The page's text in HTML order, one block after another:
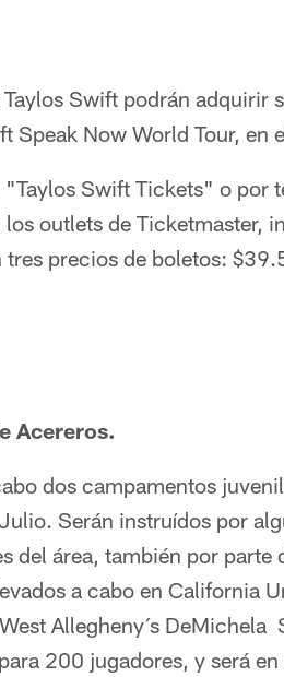
Taylos Swift podrán adquirir
Now World Tour, en
Swift Tickets" o por
outlets de Ticketmaster,
tres precios de boletos:
Acereros.
dos campamentos
Serán instruídos por
del área, también por parte
a cabo en California
Allegheny´s
200 jugadores, y será